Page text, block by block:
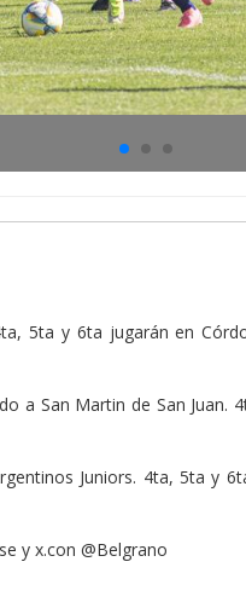
5ta y 6ta jugarán en
a San Martin de San Juan.
Juniors. 4ta, 5ta y
y x.con @Belgrano